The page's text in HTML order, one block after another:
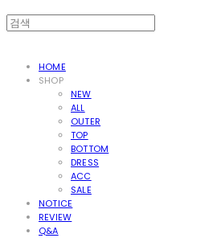
HOME
SHOP
NEW
ALL
OUTER
TOP
BOTTOM
DRESS
ACC
SALE
NOTICE
REVIEW
Q&A